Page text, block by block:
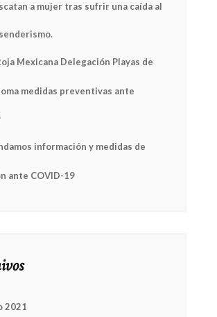
a mujer tras sufrir una caída al
Mexicana Delegación Playas de
medidas preventivas ante
información y medidas de
ante COVID-19
2021